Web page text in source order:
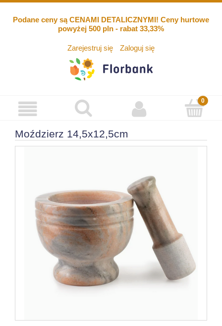
Podane ceny są CENAMI DETALICZNYMI! Ceny hurtowe
powyżej 500 pln - rabat 33,33%
Zarejestruj się Zaloguj się
Moździerz 14,5x12,5cm